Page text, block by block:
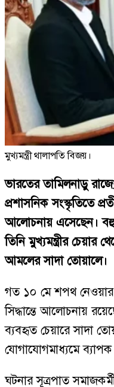
মুখ্যমন্ত্রী থালাপতি বিজয়।
ভারতের তামিলনাড়ু
প্রশাসনিক সংস্কৃতিতে
আলোচনায় এসেছেন।
তিনি মুখ্যমন্ত্রীর চেয়ার
আমলের সাদা তোয়ালে।
গত ১০ মে শপথ
সিদ্ধান্তে আলোচনায়
ব্যবহৃত চেয়ারে সাদা
যোগাযোগমাধ্যমে
ঘটনার সূত্রপাত